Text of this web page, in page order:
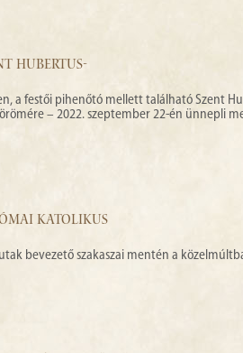
HUBERTUS-
a festői pihenőtó mellett található Szent
– 2022. szeptember 22-én ünnepli
KATOLIKUS
bevezető szakaszai mentén a